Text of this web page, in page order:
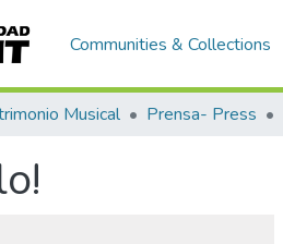
Communities & Collections
Musical Prensa- Press